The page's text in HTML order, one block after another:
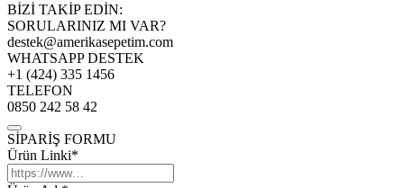
BİZİ TAKİP EDİN:
SORULARINIZ MI VAR?
destek@amerikasepetim.com
WHATSAPP DESTEK
+1 (424) 335 1456
TELEFON
0850 242 58 42
SİPARİŞ FORMU
Ürün Linki*